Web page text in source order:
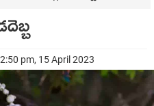
pm, 15 April 2023